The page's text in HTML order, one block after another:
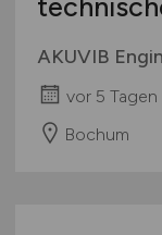
AKUVIB
vor 5 Tagen
Bochum